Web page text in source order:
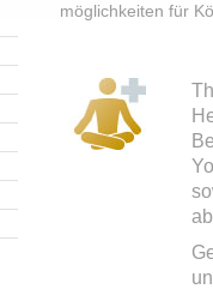
möglichkeiten für